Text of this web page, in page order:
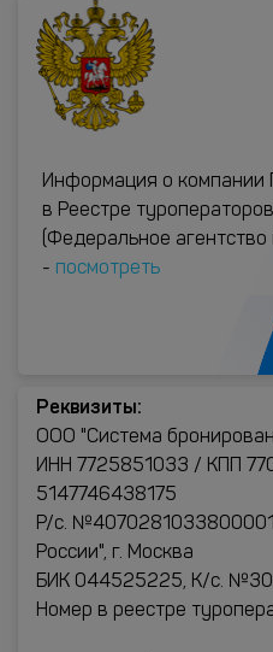
Информация о компании
в Реестре туроператоров
(Федеральное агентство
- посмотреть
Реквизиты:
ООО "Система
ИНН 7725851033 / КПП
5147746438175
Р/с.
России", г. Москва
БИК 044525225, К/с.
Номер в реестре